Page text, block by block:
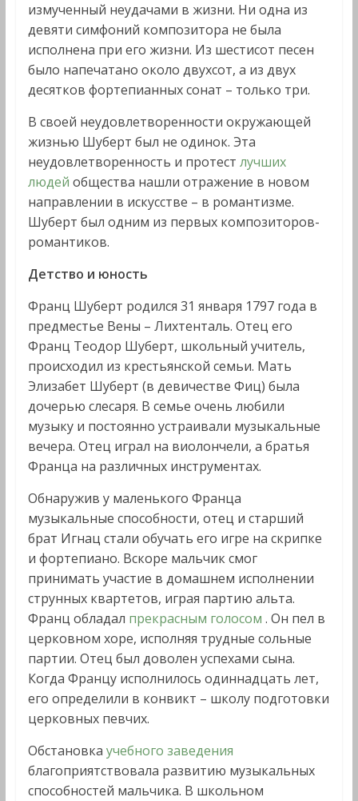
измученный неудачами в жизни. Ни одна из
девяти симфоний композитора не была
исполнена при его жизни. Из шестисот песен
было напечатано около двухсот, а из двух
десятков фортепианных сонат – только три.
В своей неудовлетворенности окружающей
жизнью Шуберт был не одинок. Эта
неудовлетворенность и протест лучших
людей общества нашли отражение в новом
направлении в искусстве – в романтизме.
Шуберт был одним из первых композиторов-
романтиков.
Детство и юность
Франц Шуберт родился 31 января 1797 года в
предместье Вены – Лихтенталь. Отец его
Франц Теодор Шуберт, школьный учитель,
происходил из крестьянской семьи. Мать
Элизабет Шуберт (в девичестве Фиц) была
дочерью слесаря. В семье очень любили
музыку и постоянно устраивали музыкальные
вечера. Отец играл на виолончели, а братья
Франца на различных инструментах.
Обнаружив у маленького Франца
музыкальные способности, отец и старший
брат Игнац стали обучать его игре на скрипке
и фортепиано. Вскоре мальчик смог
принимать участие в домашнем исполнении
струнных квартетов, играя партию альта.
Франц обладал прекрасным голосом . Он пел в
церковном хоре, исполняя трудные сольные
партии. Отец был доволен успехами сына.
Когда Францу исполнилось одиннадцать лет,
его определили в конвикт – школу подготовки
церковных певчих.
Обстановка учебного заведения
благоприятствовала развитию музыкальных
способностей мальчика. В школьном